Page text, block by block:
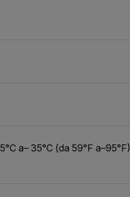
a– 35°C (da 59°F a–95°F),